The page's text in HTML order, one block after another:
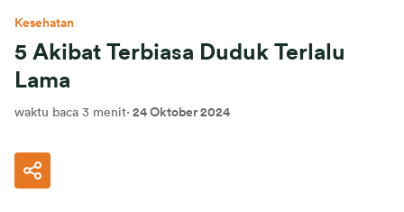
Kesehatan
5 Akibat Terbiasa Duduk Terlalu
Lama
waktu baca 3 menit· 24 Oktober 2024